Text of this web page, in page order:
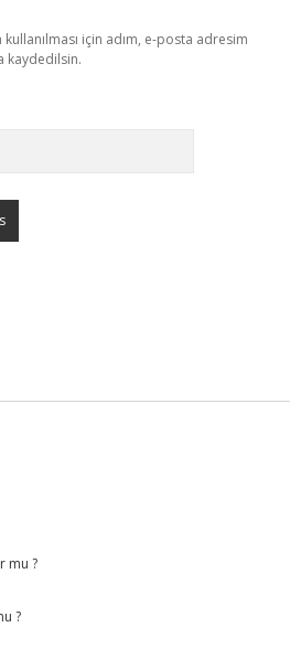
için adım, e-posta adresim
kaydedilsin.
mu ?
?